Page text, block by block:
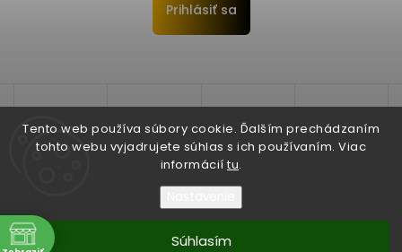
Tento web používa súbory cookie. Ďalším prechádzaním
tohto webu vyjadrujete súhlas s ich používaním. Viac
informácií tu.
Súhlasím
Prihlásiť sa
Copyright 2026 Seko Trenčín s.r.o.. Všetky práva vyhradené.